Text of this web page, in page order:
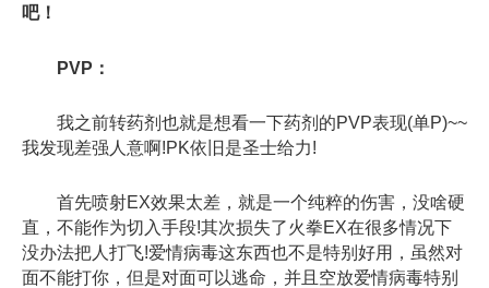
吧！
PVP：
我之前转药剂也就是想看一下药剂的PVP表现(单P)~~
我发现差强人意啊!PK依旧是圣士给力!
首先喷射EX效果太差，就是一个纯粹的伤害，没啥硬
直，不能作为切入手段!其次损失了火拳EX在很多情况下
没办法把人打飞!爱情病毒这东西也不是特别好用，虽然对
面不能打你，但是对面可以逃命，并且空放爱情病毒特别